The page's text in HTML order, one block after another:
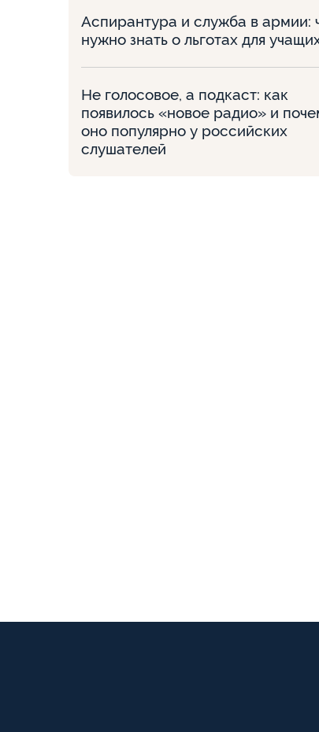
Аспирантура и служба в армии:
нужно знать о льготах для
Не голосовое, а подкаст: как
появилось «новое радио» и
оно популярно у российских
слушателей